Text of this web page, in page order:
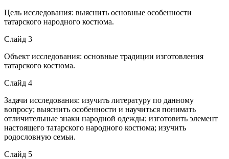
Цель исследования: выяснить основные особенности
татарского народного костюма.
Слайд 3
Объект исследования: основные традиции изготовления
татарского костюма.
Слайд 4
Задачи исследования: изучить литературу по данному
вопросу; выяснить особенности и научиться понимать
отличительные знаки народной одежды; изготовить элемент
настоящего татарского народного костюма; изучить
родословную семьи.
Слайд 5